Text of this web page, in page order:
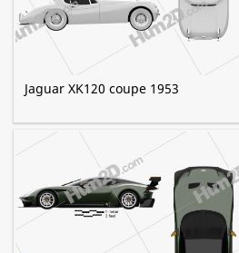
Jaguar XK120 coupe 1953